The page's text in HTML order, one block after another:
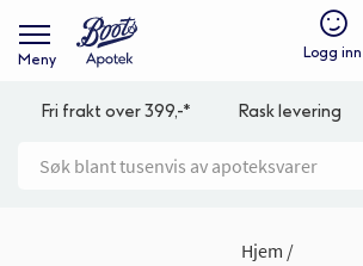
Meny Logg inn
Fri frakt over 399,-* Rask levering
Hjem